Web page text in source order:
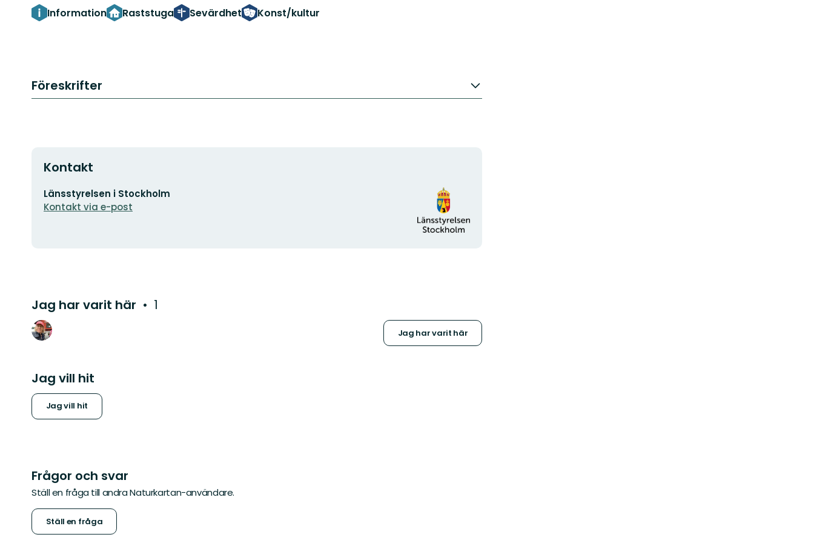
Information Raststuga Sevärdhet Konst/kultur
Föreskrifter
Kontakt
E-
postadress
Länsstyrelsen i Stockholm
Kontakt via e-post
Organisationens
logotyp
Jag har varit här 1
Jag har varit här
Jag vill hit
Jag vill hit
Frågor och svar
Ställ en fråga till andra Naturkartan-användare.
Ställ en fråga